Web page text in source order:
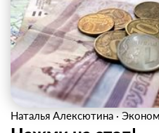
Наталья Алексютина ·